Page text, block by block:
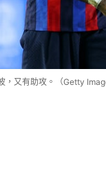
，又有助攻。（Getty